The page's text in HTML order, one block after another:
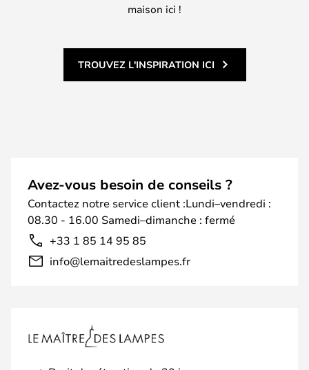
maison ici !
TROUVEZ L'INSPIRATION ICI
Avez-vous besoin de conseils ?
Contactez notre service client :Lundi–vendredi :
08.30 - 16.00 Samedi–dimanche : fermé
+33 1 85 14 95 85
info@lemaitredeslampes.fr